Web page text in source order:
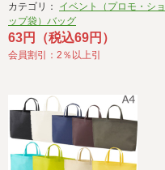
カテゴリ： イベント（プロモ・ショ
ップ袋）バッグ
63円（税込69円）
会員割引：2％以上引